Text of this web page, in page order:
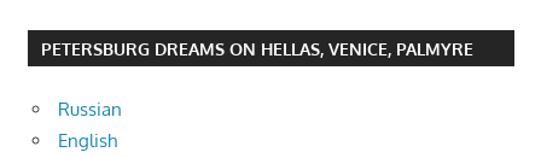
PETERSBURG DREAMS ON HELLAS, VENICE, PALMYRE
Russian
English